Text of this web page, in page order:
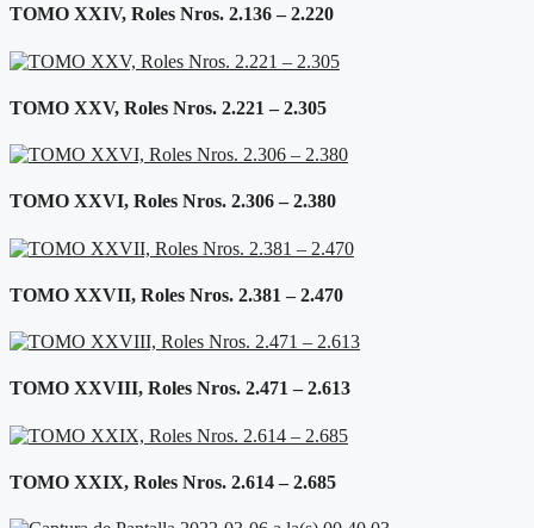
TOMO XXIV, Roles Nros. 2.136 – 2.220
TOMO XXV, Roles Nros. 2.221 – 2.305
TOMO XXVI, Roles Nros. 2.306 – 2.380
TOMO XXVII, Roles Nros. 2.381 – 2.470
TOMO XXVIII, Roles Nros. 2.471 – 2.613
TOMO XXIX, Roles Nros. 2.614 – 2.685